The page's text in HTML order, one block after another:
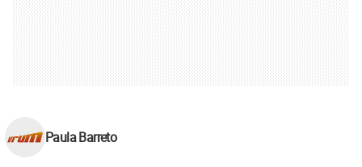
Paula Barreto